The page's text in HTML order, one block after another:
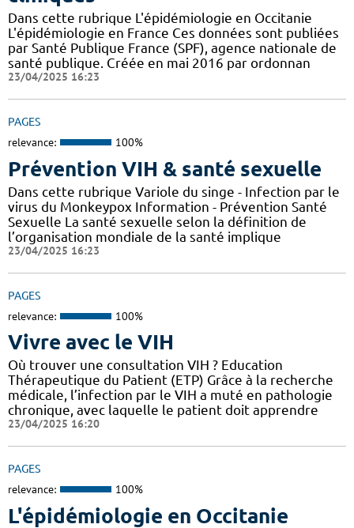
Dans cette rubrique L'épidémiologie en Occitanie
L'épidémiologie en France Ces données sont publiées
par Santé Publique France (SPF), agence nationale de
santé publique. Créée en mai 2016 par ordonnan
23/04/2025 16:23
PAGES
relevance: 100%
Prévention VIH & santé sexuelle
Dans cette rubrique Variole du singe - Infection par le
virus du Monkeypox Information - Prévention Santé
Sexuelle La santé sexuelle selon la définition de
l’organisation mondiale de la santé implique
23/04/2025 16:23
PAGES
relevance: 100%
Vivre avec le VIH
Où trouver une consultation VIH ? Education
Thérapeutique du Patient (ETP) Grâce à la recherche
médicale, l’infection par le VIH a muté en pathologie
chronique, avec laquelle le patient doit apprendre
23/04/2025 16:20
PAGES
relevance: 100%
L'épidémiologie en Occitanie